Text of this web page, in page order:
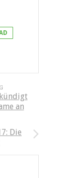
an
Die